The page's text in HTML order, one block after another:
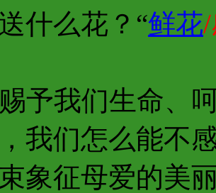
什么花？“鲜花
予我们生命、
我们怎么能不
象征母爱的美